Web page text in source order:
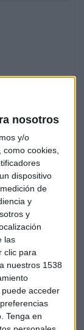
nosotros
y/o
cookies,
dispositivo
de
y
y
las
clic para
nuestros 1538
acceder
Tenga en
del 6 de junio
que el
riesgo de
tras lo
su capital al
día siguiente
y que
Saracho
Única de
más de dos